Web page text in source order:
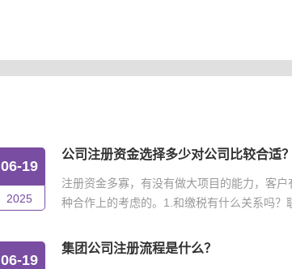
06-19
2025
公司注册资金选择多少对公司比较合适？
注册资金多寡，有没有做大项目的能力，客
种合作上的考虑的。1.和缴税有什么关系吗？
06-19
集团公司注册流程是什么？